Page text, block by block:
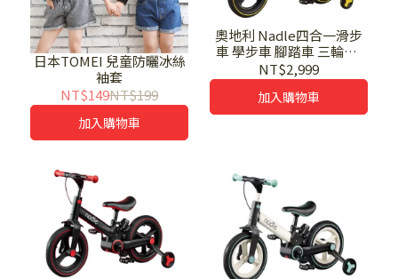
日本TOMEI 兒童防曬冰絲
袖套
NT$149NT$199
加入購物車
奧地利 Nadle四合一滑步
車 學步車 腳踏車 三輪車-
萊姆黃
NT$2,999
加入購物車